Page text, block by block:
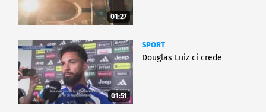
01:27
01:51
SPORT
Douglas Luiz ci crede